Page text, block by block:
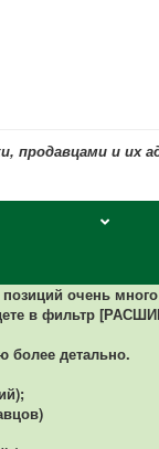
продавцами и их
позиций очень
в фильтр
более детально.